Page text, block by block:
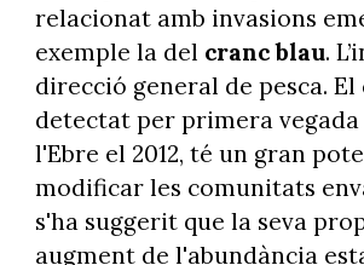
relacionat amb invasions
exemple la del cranc blau.
direcció general de pesca.
detectat per primera vegada
l'Ebre el 2012, té un gran
modificar les comunitats
s'ha suggerit que la seva
augment de l'abundància